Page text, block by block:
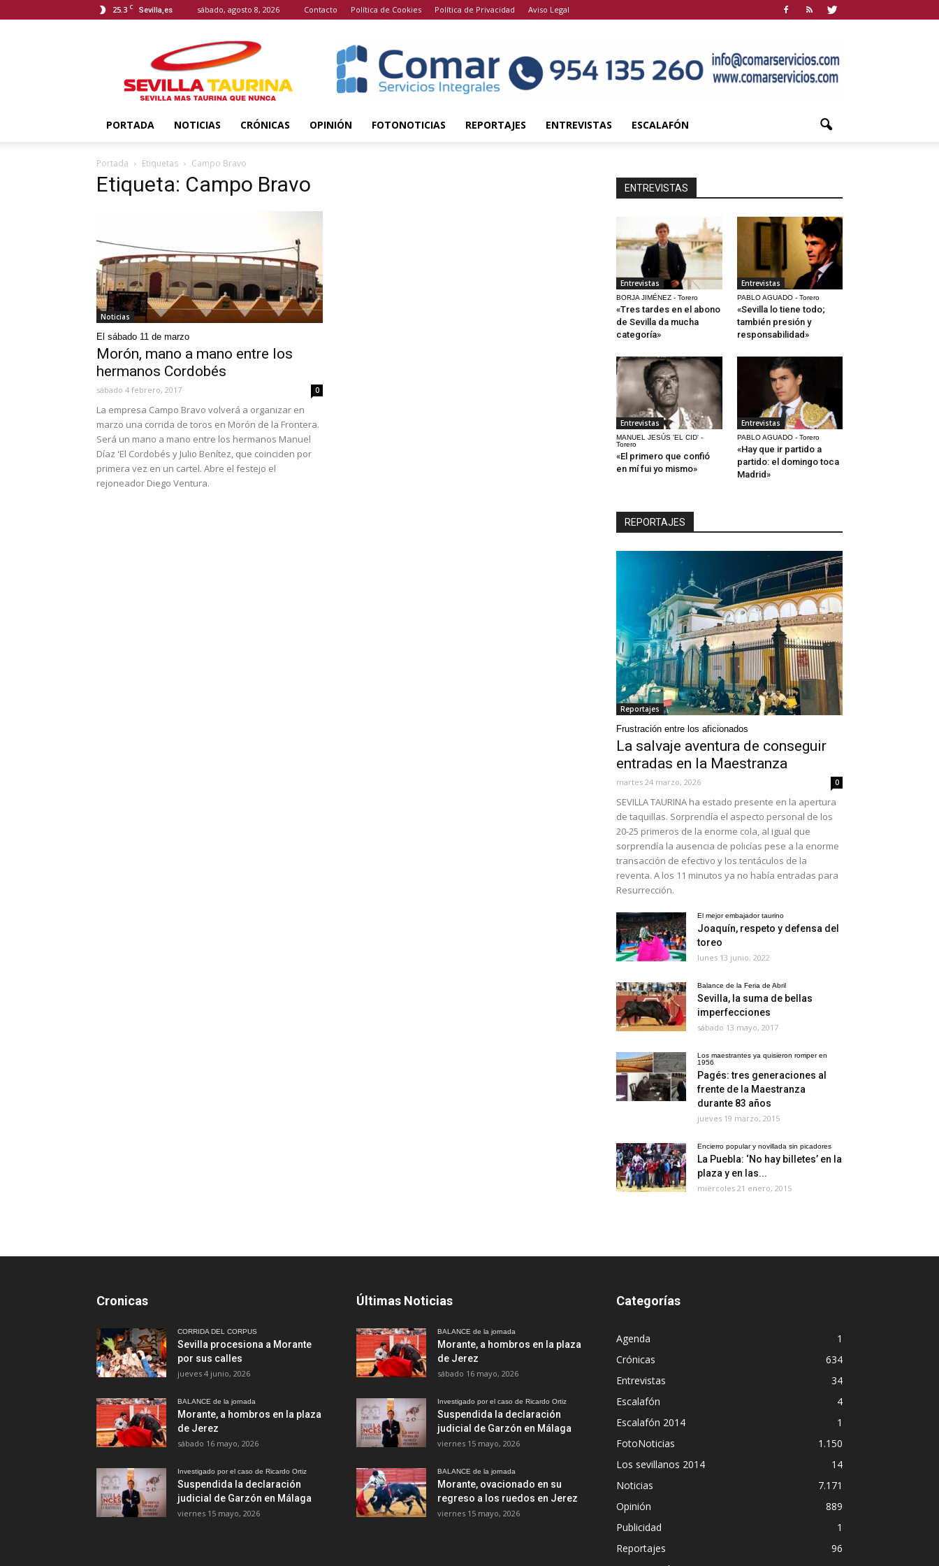
25.3 C Sevilla,es sábado, agosto 8, 2026 Contacto Política de Cookies Política de Privacidad Aviso Legal
Taurina
PORTADA NOTICIAS CRÓNICAS OPINIÓN FOTONOTICIAS REPORTAJES ENTREVISTAS ESCALAFÓN
Portada Etiquetas Campo Bravo
Etiqueta: Campo Bravo
Noticias
El sábado 11 de marzo
Morón, mano a mano entre los
hermanos Cordobés
sábado 4 febrero, 2017 0
La empresa Campo Bravo volverá a organizar en
marzo una corrida de toros en Morón de la Frontera.
Será un mano a mano entre los hermanos Manuel
Díaz 'El Cordobés y Julio Benítez, que coinciden por
primera vez en un cartel. Abre el festejo el
rejoneador Diego Ventura.
ENTREVISTAS
Entrevistas
BORJA JIMÉNEZ - Torero
«Tres tardes en el abono
de Sevilla da mucha
categoría»
Entrevistas
PABLO AGUADO - Torero
«Sevilla lo tiene todo;
también presión y
responsabilidad»
Entrevistas
MANUEL JESÚS 'EL CID' -
Torero
«El primero que confió
en mí fui yo mismo»
Entrevistas
PABLO AGUADO - Torero
«Hay que ir partido a
partido: el domingo toca
Madrid»
REPORTAJES
Reportajes
Frustración entre los aficionados
La salvaje aventura de conseguir
entradas en la Maestranza
martes 24 marzo, 2026 0
SEVILLA TAURINA ha estado presente en la apertura
de taquillas. Sorprendía el aspecto personal de los
20-25 primeros de la enorme cola, al igual que
sorprendía la ausencia de policías pese a la enorme
transacción de efectivo y los tentáculos de la
reventa. A los 11 minutos ya no había entradas para
Resurrección.
El mejor embajador taurino
Joaquín, respeto y defensa del
toreo
lunes 13 junio, 2022
Balance de la Feria de Abril
Sevilla, la suma de bellas
imperfecciones
sábado 13 mayo, 2017
Los maestrantes ya quisieron romper en
1956
Pagés: tres generaciones al
frente de la Maestranza
durante 83 años
jueves 19 marzo, 2015
Encierro popular y novillada sin picadores
La Puebla: ‘No hay billetes’ en la
plaza y en las...
miércoles 21 enero, 2015
Cronicas
CORRIDA DEL CORPUS
Sevilla procesiona a Morante
por sus calles
jueves 4 junio, 2026
BALANCE de la jornada
Morante, a hombros en la plaza
de Jerez
sábado 16 mayo, 2026
Investigado por el caso de Ricardo Ortiz
Suspendida la declaración
judicial de Garzón en Málaga
viernes 15 mayo, 2026
Últimas Noticias
BALANCE de la jornada
Morante, a hombros en la plaza
de Jerez
sábado 16 mayo, 2026
Investigado por el caso de Ricardo Ortiz
Suspendida la declaración
judicial de Garzón en Málaga
viernes 15 mayo, 2026
BALANCE de la jornada
Morante, ovacionado en su
regreso a los ruedos en Jerez
viernes 15 mayo, 2026
Categorías
Agenda
1
Crónicas
634
Entrevistas
34
Escalafón
4
Escalafón 2014
1
FotoNoticias
1.150
Los sevillanos 2014
14
Noticias
7.171
Opinión
889
Publicidad
1
Reportajes
96